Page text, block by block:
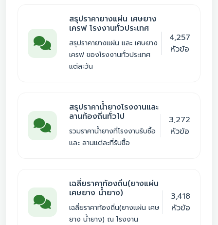
สรุปราคายางแผ่น เศษยาง
เครฟ โรงงานทั่วประเทศ
สรุปราคายางแผ่น และ เศษยาง
เครฟ ของโรงงานทั่วประเทศ
แต่ละวัน
4,257
หัวข้อ
สรุปราคาน้ำยางโรงงานและ
ลานท้องถิ่นทั่วไป
รวมราคาน้ำยางที่โรงงานรับซื้อ
และ ลานแต่ละที่รับซื้อ
3,272
หัวข้อ
เฉลี่ยราคาท้องถิ่น(ยางแผ่น
เศษยาง น้ำยาง)
เฉลี่ยราคาท้องถิ่น(ยางแผ่น เศษ
ยาง น้ำยาง) ณ โรงงาน
3,418
หัวข้อ